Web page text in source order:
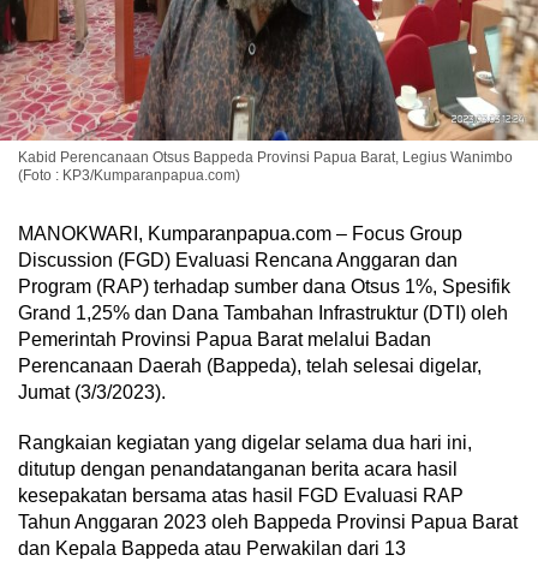
Kabid Perencanaan Otsus Bappeda Provinsi Papua Barat, Legius Wanimbo
(Foto : KP3/Kumparanpapua.com)
MANOKWARI, Kumparanpapua.com – Focus Group
Discussion (FGD) Evaluasi Rencana Anggaran dan
Program (RAP) terhadap sumber dana Otsus 1%, Spesifik
Grand 1,25% dan Dana Tambahan Infrastruktur (DTI) oleh
Pemerintah Provinsi Papua Barat melalui Badan
Perencanaan Daerah (Bappeda), telah selesai digelar,
Jumat (3/3/2023).
Rangkaian kegiatan yang digelar selama dua hari ini,
ditutup dengan penandatanganan berita acara hasil
kesepakatan bersama atas hasil FGD Evaluasi RAP
Tahun Anggaran 2023 oleh Bappeda Provinsi Papua Barat
dan Kepala Bappeda atau Perwakilan dari 13